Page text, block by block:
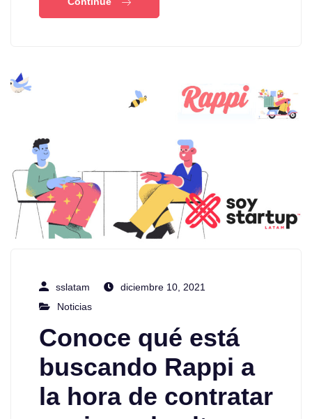
sslatam
diciembre 10, 2021
Noticias
Conoce qué está
buscando Rappi a
la hora de contratar